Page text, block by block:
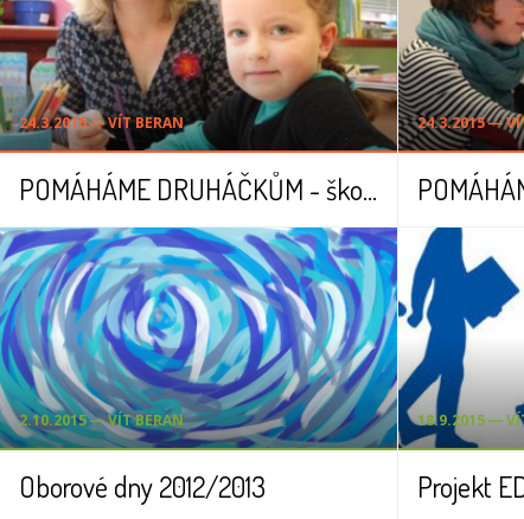
24.3.2015 ― VÍT BERAN
POMÁHÁME DRUHÁČKŮM - školní rok 2013/2014
24.3.2015 ―
2.10.2015 ― VÍT BERAN
Oborové dny 2012/2013
18.9.2015 ―
Projekt